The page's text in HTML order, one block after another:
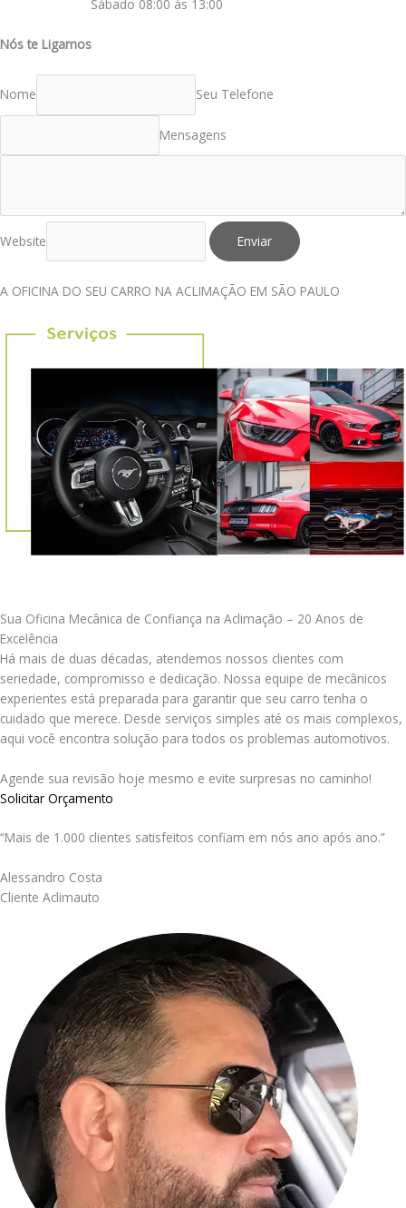
Sábado 08:00 às 13:00
Nós te Ligamos
Nome Seu Telefone
Mensagens
Website Enviar
A OFICINA DO SEU CARRO NA ACLIMAÇÃO EM SÃO PAULO
Sua Oficina Mecânica de Confiança na Aclimação – 20 Anos de
Excelência
Há mais de duas décadas, atendemos nossos clientes com
seriedade, compromisso e dedicação. Nossa equipe de mecânicos
experientes está preparada para garantir que seu carro tenha o
cuidado que merece. Desde serviços simples até os mais complexos,
aqui você encontra solução para todos os problemas automotivos.
Agende sua revisão hoje mesmo e evite surpresas no caminho!
Solicitar Orçamento
“Mais de 1.000 clientes satisfeitos confiam em nós ano após ano.”
Alessandro Costa
Cliente Aclimauto